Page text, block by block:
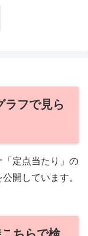
ラフで見ら
「定点当たり」の
開しています。